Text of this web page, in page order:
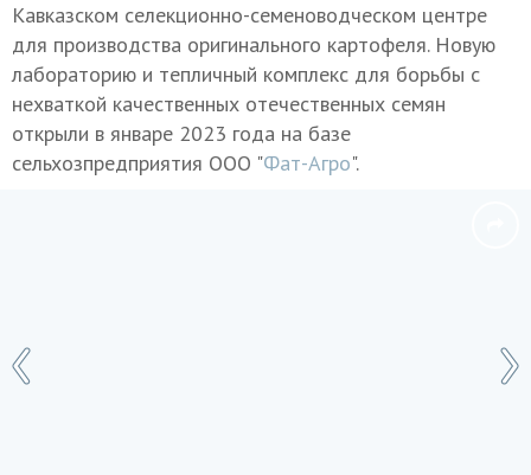
Кавказском селекционно-семеноводческом центре
для производства оригинального картофеля. Новую
лабораторию и тепличный комплекс для борьбы с
нехваткой качественных отечественных семян
открыли в январе 2023 года на базе
сельхозпредприятия ООО "Фат-Агро".